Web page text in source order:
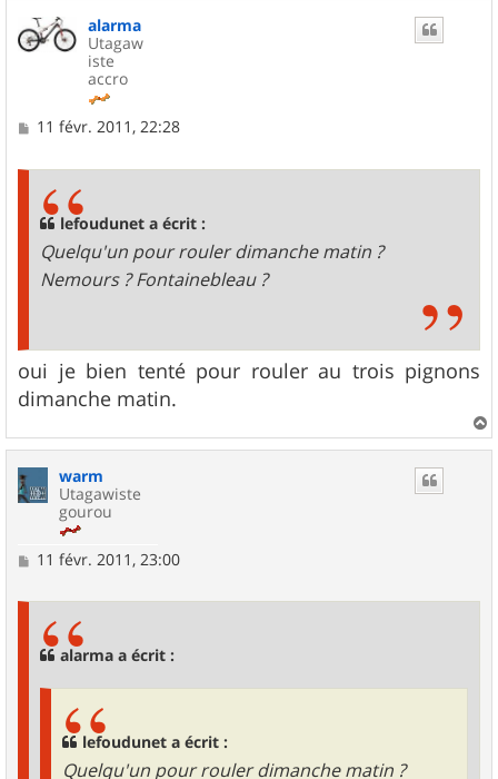
alarma
Utagaw
iste
accro
M11 févr. 2011, 22:28
lefoudunet a écrit :
Quelqu'un pour rouler dimanche matin ?
Nemours ? Fontainebleau ?
oui je bien tenté pour rouler au trois pignons
dimanche matin.
a
warm
Utagawiste
gourou
M11 févr. 2011, 23:00
alarma a écrit :
lefoudunet a écrit :
Quelqu'un pour rouler dimanche matin ?